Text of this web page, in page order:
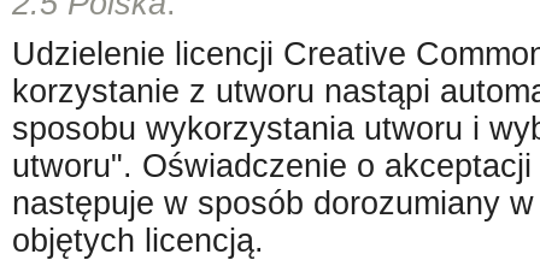
Udzielenie licencji Creative
korzystanie z utworu nastąpi
sposobu wykorzystania utworu i
utworu". Oświadczenie o
następuje w sposób dorozumiany
objętych licencją.